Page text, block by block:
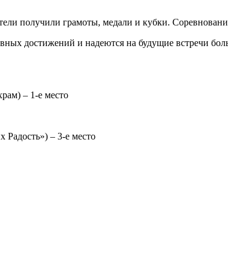
получили грамоты, медали и кубки.
достижений и надеются на будущие встречи
– 1-е место
– 3-е место